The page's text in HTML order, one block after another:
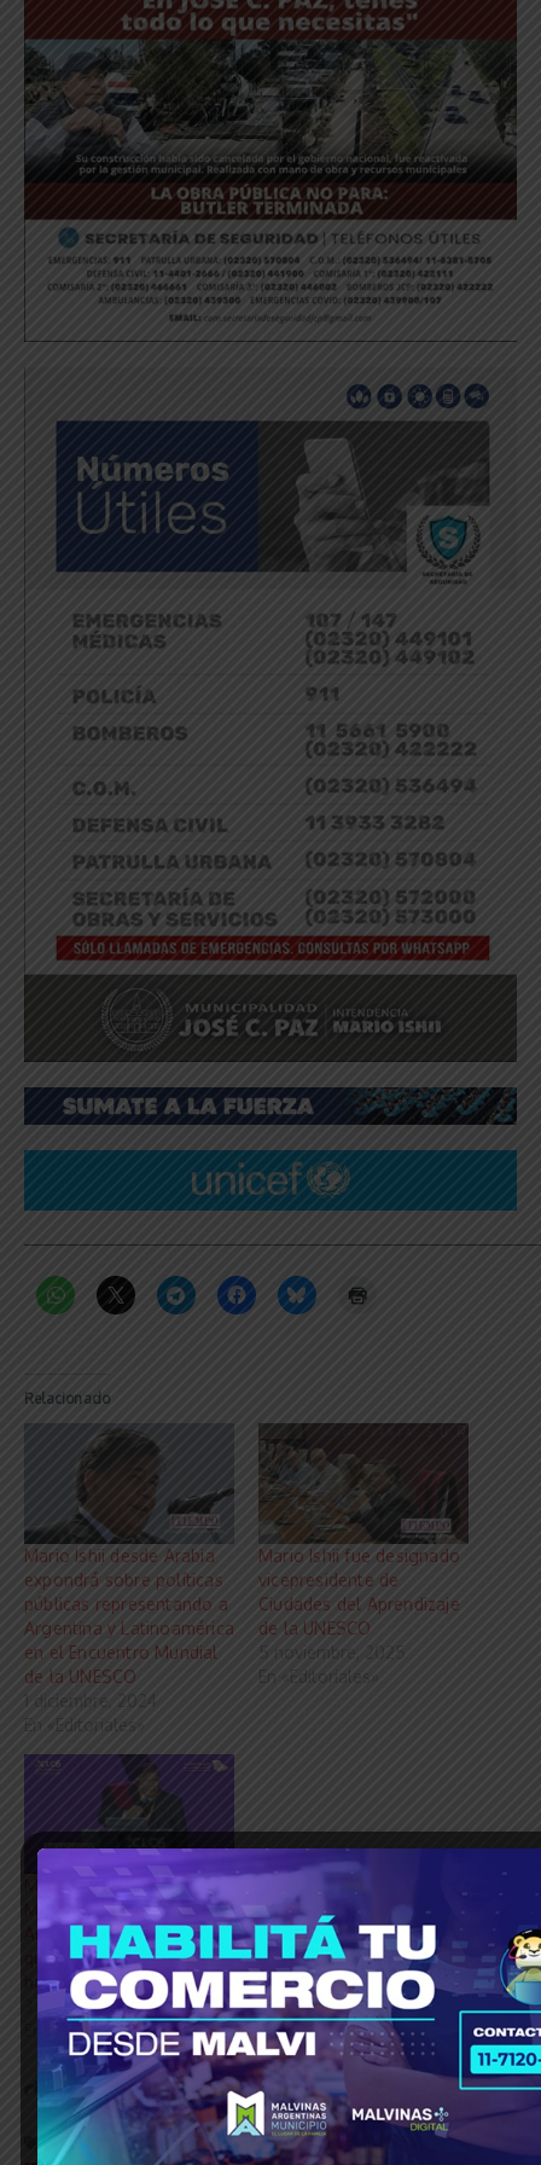
Relacionado
Mario Ishii desde Arabia
expondrá sobre políticas
públicas representando a
Argentina y Latinoamérica
en el Encuentro Mundial
de la UNESCO
1 diciembre, 2024
En «Editoriales»
Mario Ishii fue designado
vicepresidente de
Ciudades del Aprendizaje
de la UNESCO
5 noviembre, 2025
En «Editoriales»
Mario Ishii en la Cumbre
Mundial de la UNESCO en
Arabia Saudita reafirmó
que “Sin Educación no
hay futuro”
3 diciembre, 2024
En «Editoriales»
Share this Article
Etiquetado: © Grupo Agencia del Plata
argentina